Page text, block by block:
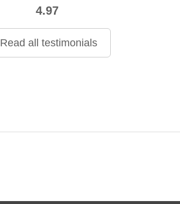
4.97
Read all testimonials